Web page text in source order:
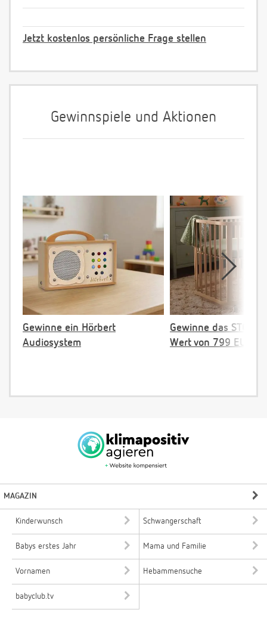
Jetzt kostenlos persönliche Frage stellen
Gewinnspiele und Aktionen
Gewinne ein Hörbert
Audiosystem
Gewinne das
Wert von 799 EUR
MAGAZIN
Kinderwunsch Schwangerschaft
Babys erstes Jahr Mama und Familie
Vornamen Hebammensuche
babyclub.tv